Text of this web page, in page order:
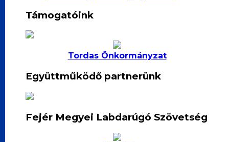
Támogatóink
Tordas Önkormányzat
Együttműködő partnerünk
Fejér Megyei Labdarúgó Szövetség